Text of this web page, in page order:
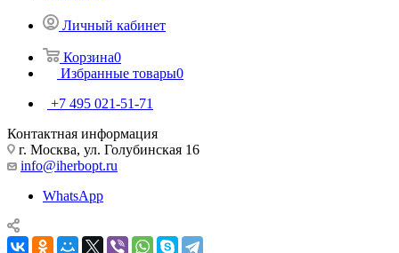
Личный кабинет
Корзина0
Избранные товары0
+7 495 021-51-71
Контактная информация
г. Москва, ул. Голубинская 16
info@iherbopt.ru
WhatsApp